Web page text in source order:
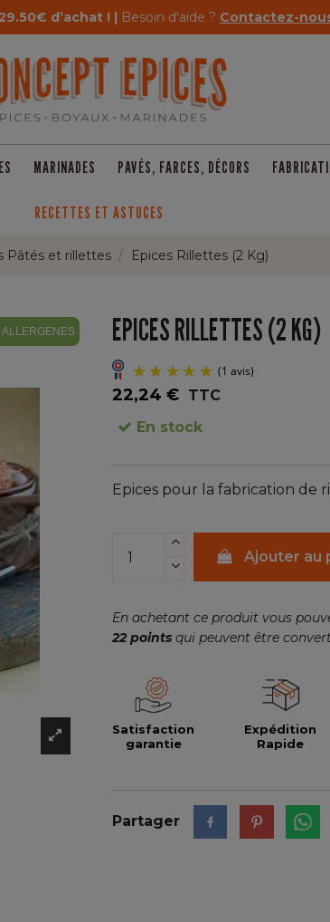
d’achat ! | Besoin d'aide ? Contactez-
MARINADES PAVÉS, FARCES, DÉCORS
RECETTES ET ASTUCES
Pâtés et rillettes Epices Rillettes (2 Kg)
ALLERGENES EPICES RILLETTES (2 KG)
22,24 € TTC
En stock
Epices pour la fabrication de
Ajouter au
En achetant ce produit vous
22 points qui peuvent être
Satisfaction
garantie
Expédition
Rapide
Partager